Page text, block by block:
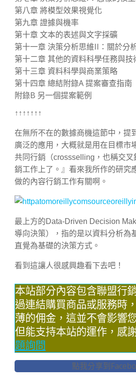
第八章 將模型效果視覺化
第九章 證據與機率
第十章 文本的表述與文字採礦
第十一章 決策分析思維II：關於分
第十二章 其他的資料科學任務與技
第十三章 資料科學與商業策略
第十四章 總結附錄A 提案審查指南
附錄B 另一個提案範例
↑↑↑↑↑↑↑
在無所不在的數據商機這節中，提
廣泛的應用，大概就是用在目標市
共同行銷（crossselling，也稱交
銷工作上了。』看來我所作的研究
做的內容行銷工作有關啊。
最上方的Data-Driven Decision
導向決策），指的是以資料分析為
直覺為基礎的決策方式。
看到這讓人很感興趣看下去吧！
本站部分內容包含聯盟行
過連結購買商品或服務時
薄的佣金，這並不會影響
但能支持本站的運作，感
題詢問
點我分享到